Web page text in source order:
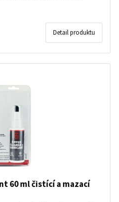
Detail produktu
60 ml čistící a mazací